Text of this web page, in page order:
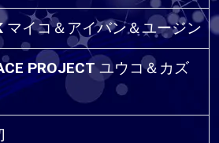
マイコ＆アイバン＆ユージン
PROJECT ユウコ＆カズ